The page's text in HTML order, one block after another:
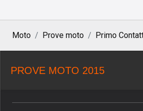
Moto Prove moto Primo
PROVE MOTO 2015